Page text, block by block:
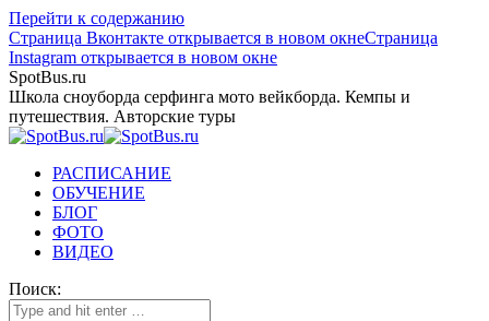
Перейти к содержанию
Страница Вконтакте открывается в новом окнеСтраница
Instagram открывается в новом окне
SpotBus.ru
Школа сноуборда серфинга мото вейкборда. Кемпы и
путешествия. Авторские туры
РАСПИСАНИЕ
ОБУЧЕНИЕ
БЛОГ
ФОТО
ВИДЕО
Поиск: